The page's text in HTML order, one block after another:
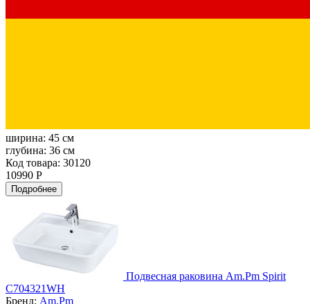
ширина: 45 см
глубина: 36 см
Код товара: 30120
10990 Р
Подробнее
Подвесная раковина Am.Pm Spirit
C704321WH
Бренд: Am.Pm